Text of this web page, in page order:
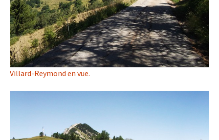
Villard-Reymond en vue.